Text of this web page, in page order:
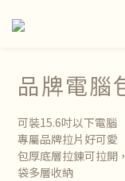
品牌電腦
可裝15.6吋以下電腦
專屬品牌拉片好可愛
包厚底層拉鍊可拉開
袋多層收納